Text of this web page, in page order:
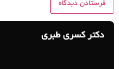
دکتر کسری طبری